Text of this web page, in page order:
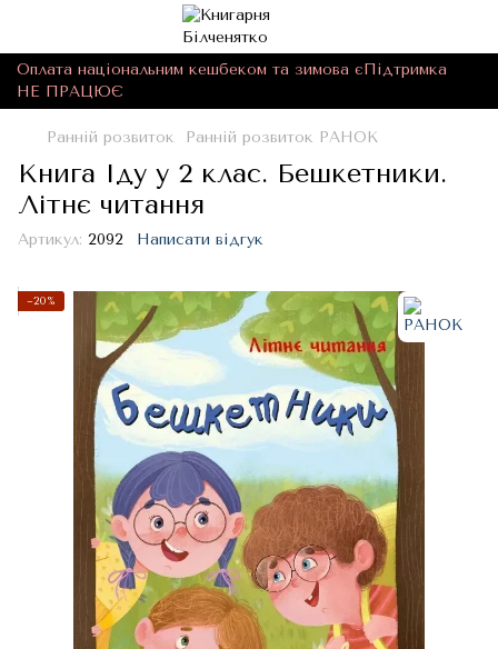
Оплата національним кешбеком та зимова єПідтримка
НЕ ПРАЦЮЄ
Ранній розвиток Ранній розвиток РАНОК
Книга Іду у 2 клас. Бешкетники.
Літнє читання
Артикул: 2092 Написати відгук
−20%